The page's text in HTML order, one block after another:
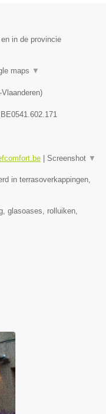
in de provincie
maps ▼
)
BE0541.602.171
| Screenshot ▼
in terrasoverkappingen,
glasoases, rolluiken,